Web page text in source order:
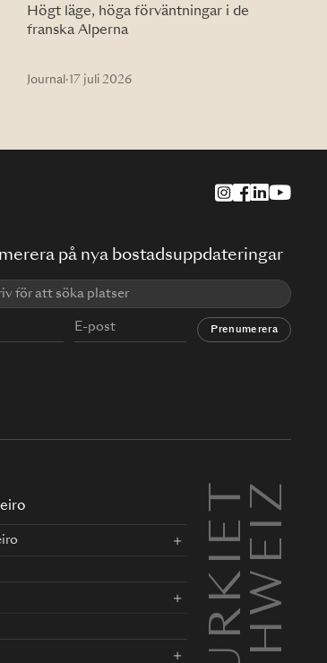
Högt läge, höga förväntningar i de
franska Alperna
Journal · 17 juli 2026
på nya bostadsuppdateringar
Prenumerera
TURKIETSCHWEIZ